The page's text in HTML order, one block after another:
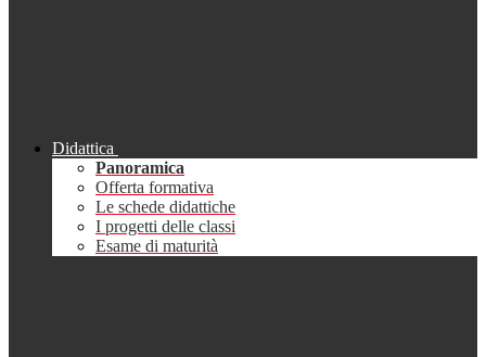
Didattica
Panoramica
Offerta formativa
Le schede didattiche
I progetti delle classi
Esame di maturità